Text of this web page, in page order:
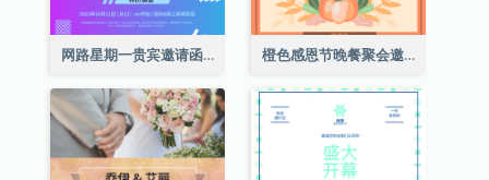
网路星期一贵宾邀请函 橙色感恩节晚餐聚会邀请函